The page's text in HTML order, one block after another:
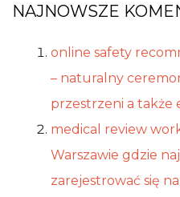
NAJNOWSZE
online safety
– naturalny
przestrzeni a także
medical review
Warszawie gdzie
zarejestrować się